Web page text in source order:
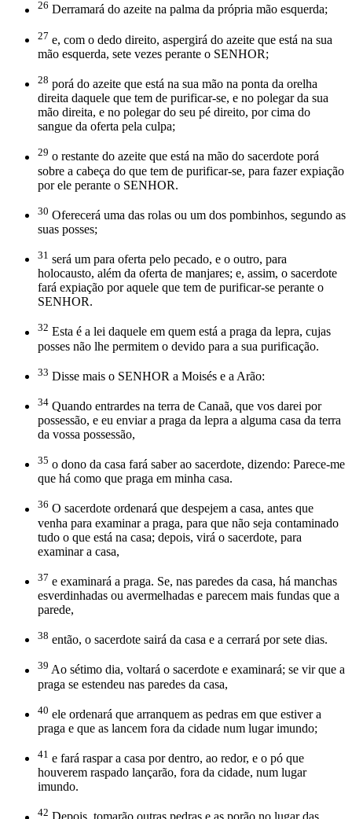
26 Derramará do azeite na palma da própria mão esquerda;
27 e, com o dedo direito, aspergirá do azeite que está na sua
mão esquerda, sete vezes perante o SENHOR;
28 porá do azeite que está na sua mão na ponta da orelha
direita daquele que tem de purificar-se, e no polegar da sua
mão direita, e no polegar do seu pé direito, por cima do
sangue da oferta pela culpa;
29 o restante do azeite que está na mão do sacerdote porá
sobre a cabeça do que tem de purificar-se, para fazer expiação
por ele perante o SENHOR.
30 Oferecerá uma das rolas ou um dos pombinhos, segundo as
suas posses;
31 será um para oferta pelo pecado, e o outro, para
holocausto, além da oferta de manjares; e, assim, o sacerdote
fará expiação por aquele que tem de purificar-se perante o
SENHOR.
32 Esta é a lei daquele em quem está a praga da lepra, cujas
posses não lhe permitem o devido para a sua purificação.
33 Disse mais o SENHOR a Moisés e a Arão:
34 Quando entrardes na terra de Canaã, que vos darei por
possessão, e eu enviar a praga da lepra a alguma casa da terra
da vossa possessão,
35 o dono da casa fará saber ao sacerdote, dizendo: Parece-me
que há como que praga em minha casa.
36 O sacerdote ordenará que despejem a casa, antes que
venha para examinar a praga, para que não seja contaminado
tudo o que está na casa; depois, virá o sacerdote, para
examinar a casa,
37 e examinará a praga. Se, nas paredes da casa, há manchas
esverdinhadas ou avermelhadas e parecem mais fundas que a
parede,
38 então, o sacerdote sairá da casa e a cerrará por sete dias.
39 Ao sétimo dia, voltará o sacerdote e examinará; se vir que a
praga se estendeu nas paredes da casa,
40 ele ordenará que arranquem as pedras em que estiver a
praga e que as lancem fora da cidade num lugar imundo;
41 e fará raspar a casa por dentro, ao redor, e o pó que
houverem raspado lançarão, fora da cidade, num lugar
imundo.
42